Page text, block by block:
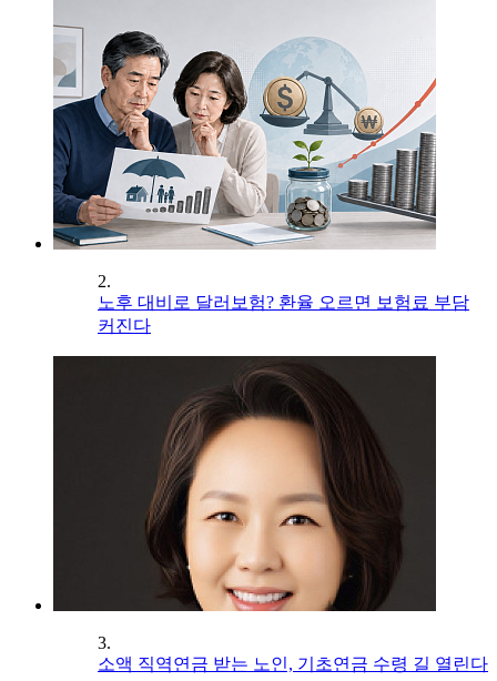
2.
노후 대비로 달러보험? 환율 오르면 보험료 부담
커진다
3.
소액 직역연금 받는 노인, 기초연금 수령 길 열린다